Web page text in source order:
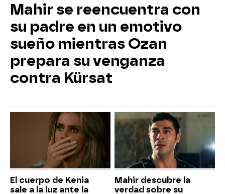
Mahir se reencuentra con
su padre en un emotivo
sueño mientras Ozan
prepara su venganza
contra Kürsat
El cuerpo de Kenia
sale a la luz ante la
Mahir descubre la
verdad sobre su